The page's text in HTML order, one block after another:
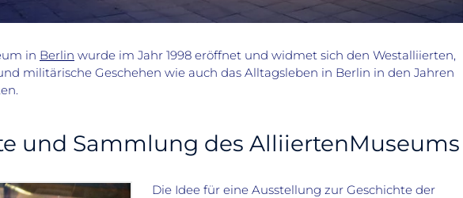
in Berlin wurde im Jahr 1998 eröffnet und widmet sich den Westalliierten,
militärische Geschehen wie auch das Alltagsleben in Berlin in den Jahren
und Sammlung des AlliiertenMuseums
Die Idee für eine Ausstellung zur Geschichte der